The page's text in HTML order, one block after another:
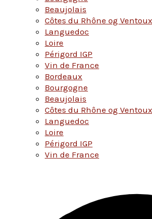
Beaujolais
Côtes du Rhône og Ventoux
Languedoc
Loire
Périgord IGP
Vin de France
Bordeaux
Bourgogne
Beaujolais
Côtes du Rhône og Ventoux
Languedoc
Loire
Périgord IGP
Vin de France